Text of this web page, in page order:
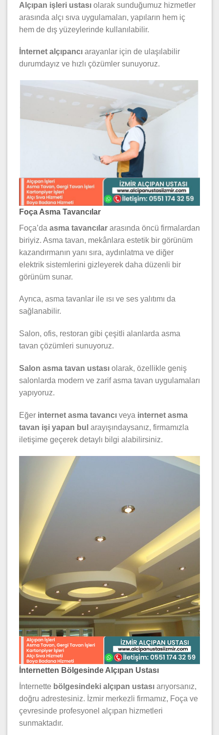
Alçıpan işleri ustası olarak sunduğumuz hizmetler
arasında alçı sıva uygulamaları, yapıların hem iç
hem de dış yüzeylerinde kullanılabilir.
İnternet alçıpancı arayanlar için de ulaşılabilir
durumdayız ve hızlı çözümler sunuyoruz.
Foça Asma Tavancılar
Foça’da asma tavancılar arasında öncü firmalardan
biriyiz. Asma tavan, mekânlara estetik bir görünüm
kazandırmanın yanı sıra, aydınlatma ve diğer
elektrik sistemlerini gizleyerek daha düzenli bir
görünüm sunar.
Ayrıca, asma tavanlar ile ısı ve ses yalıtımı da
sağlanabilir.
Salon, ofis, restoran gibi çeşitli alanlarda asma
tavan çözümleri sunuyoruz.
Salon asma tavan ustası olarak, özellikle geniş
salonlarda modern ve zarif asma tavan uygulamaları
yapıyoruz.
Eğer internet asma tavancı veya internet asma
tavan işi yapan bul arayışındaysanız, firmamızla
iletişime geçerek detaylı bilgi alabilirsiniz.
İnternetten Bölgesinde Alçıpan Ustası
İnternette bölgesindeki alçıpan ustası arıyorsanız,
doğru adrestesiniz. İzmir merkezli firmamız, Foça ve
çevresinde profesyonel alçıpan hizmetleri
sunmaktadır.